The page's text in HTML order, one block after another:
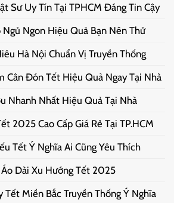
Sư Uy Tín Tại TPHCM Đáng Tin Cậy
Ngủ Ngon Hiệu Quả Bạn Nên Thử
Hà Nội Chuẩn Vị Truyền Thống
Cân Đón Tết Hiệu Quả Ngay Tại Nhà
Nhanh Nhất Hiệu Quả Tại Nhà
2025 Cao Cấp Giá Rẻ Tại TP.HCM
Tết Ý Nghĩa Ai Cũng Yêu Thích
Dài Xu Hướng Tết 2025
Tết Miền Bắc Truyền Thống Ý Nghĩa